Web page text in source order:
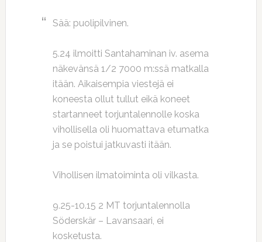
Sää: puolipilvinen.
5.24 ilmoitti Santahaminan iv. asema
näkevänsä 1/2 7000 m:ssä matkalla
itään. Aikaisempia viestejä ei
koneesta ollut tullut eikä koneet
startanneet torjuntalennolle koska
vihollisella oli huomattava etumatka
ja se poistui jatkuvasti itään.
Vihollisen ilmatoiminta oli vilkasta.
9.25-10.15 2 MT torjuntalennolla
Söderskär – Lavansaari, ei
kosketusta.